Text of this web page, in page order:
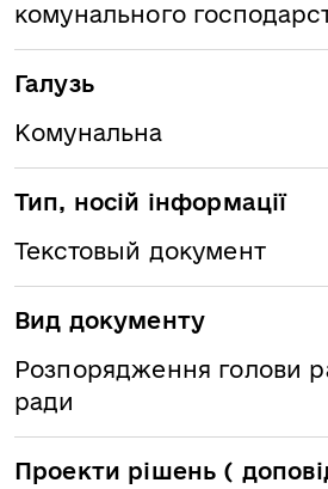
комунального
Галузь
Комунальна
Тип, носій інформації
Текстовый документ
Вид документу
Розпорядження голови
ради
Проекти рішень (